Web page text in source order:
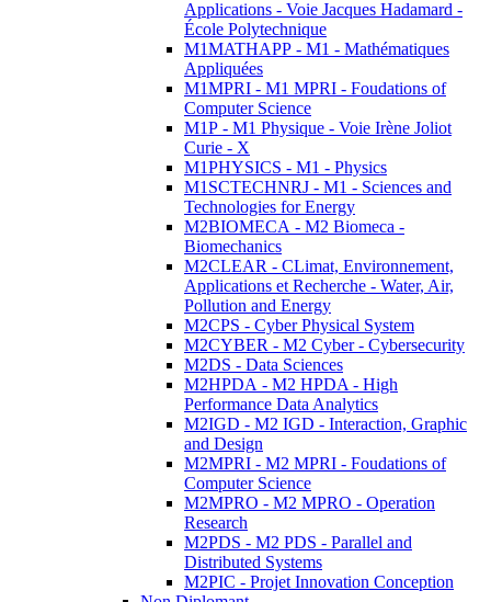
Applications - Voie Jacques Hadamard -
École Polytechnique
M1MATHAPP - M1 - Mathématiques
Appliquées
M1MPRI - M1 MPRI - Foudations of
Computer Science
M1P - M1 Physique - Voie Irène Joliot
Curie - X
M1PHYSICS - M1 - Physics
M1SCTECHNRJ - M1 - Sciences and
Technologies for Energy
M2BIOMECA - M2 Biomeca -
Biomechanics
M2CLEAR - CLimat, Environnement,
Applications et Recherche - Water, Air,
Pollution and Energy
M2CPS - Cyber Physical System
M2CYBER - M2 Cyber - Cybersecurity
M2DS - Data Sciences
M2HPDA - M2 HPDA - High
Performance Data Analytics
M2IGD - M2 IGD - Interaction, Graphic
and Design
M2MPRI - M2 MPRI - Foudations of
Computer Science
M2MPRO - M2 MPRO - Operation
Research
M2PDS - M2 PDS - Parallel and
Distributed Systems
M2PIC - Projet Innovation Conception